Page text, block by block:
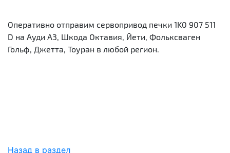
Оперативно отправим сервопривод печки 1K0 907 511
D на Ауди А3, Шкода Октавия, Йети, Фольксваген
Гольф, Джетта, Тоуран в любой регион.
Назад в раздел